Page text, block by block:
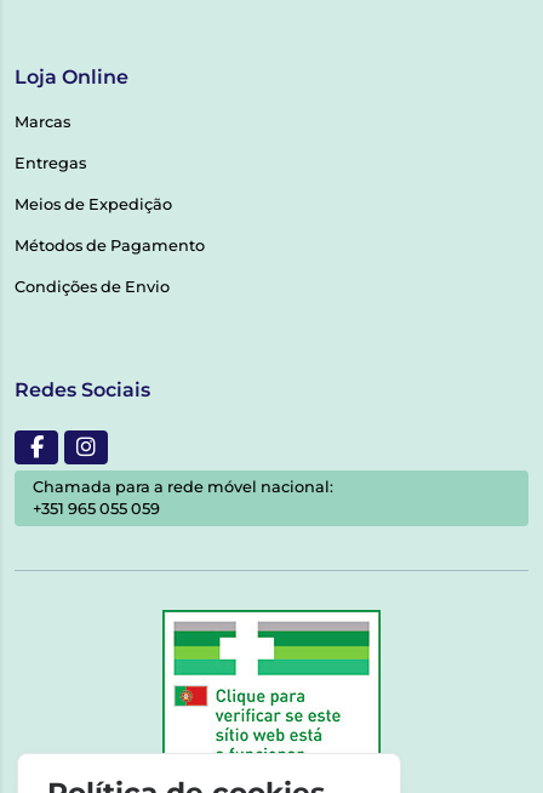
Loja Online
Marcas
Entregas
Meios de Expedição
Métodos de Pagamento
Condições de Envio
Redes Sociais
Chamada para a rede móvel nacional:
+351 965 055 059